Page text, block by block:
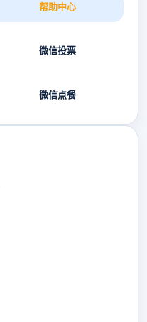
帮助中心
微信投票
微信点餐